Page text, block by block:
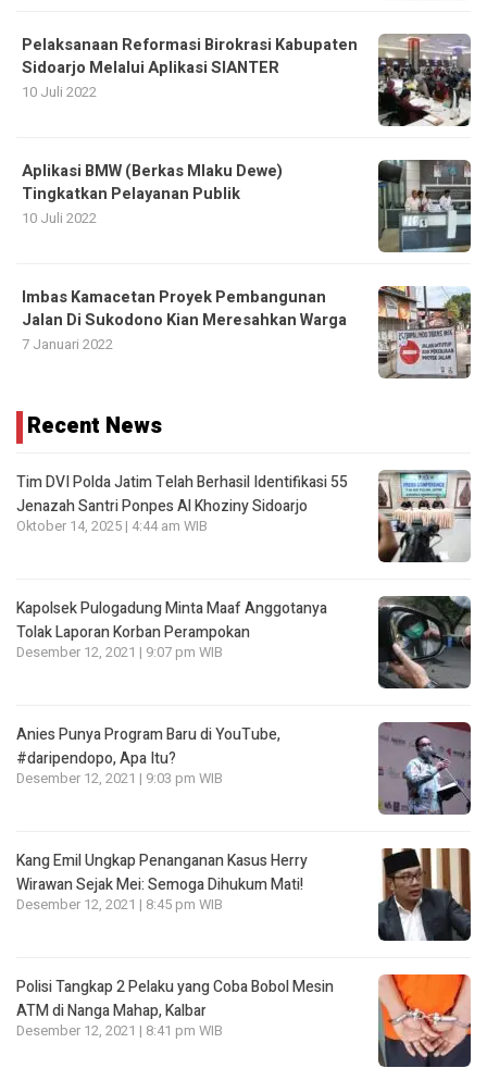
Pelaksanaan Reformasi Birokrasi Kabupaten
Sidoarjo Melalui Aplikasi SIANTER
10 Juli 2022
Aplikasi BMW (Berkas Mlaku Dewe)
Tingkatkan Pelayanan Publik
10 Juli 2022
Imbas Kamacetan Proyek Pembangunan
Jalan Di Sukodono Kian Meresahkan Warga
7 Januari 2022
Recent News
Tim DVI Polda Jatim Telah Berhasil Identifikasi 55
Jenazah Santri Ponpes Al Khoziny Sidoarjo
Oktober 14, 2025 | 4:44 am WIB
Kapolsek Pulogadung Minta Maaf Anggotanya
Tolak Laporan Korban Perampokan
Desember 12, 2021 | 9:07 pm WIB
Anies Punya Program Baru di YouTube,
#daripendopo, Apa Itu?
Desember 12, 2021 | 9:03 pm WIB
Kang Emil Ungkap Penanganan Kasus Herry
Wirawan Sejak Mei: Semoga Dihukum Mati!
Desember 12, 2021 | 8:45 pm WIB
Polisi Tangkap 2 Pelaku yang Coba Bobol Mesin
ATM di Nanga Mahap, Kalbar
Desember 12, 2021 | 8:41 pm WIB